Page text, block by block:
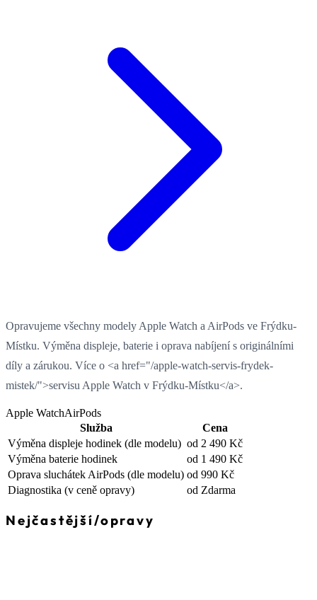
Opravujeme všechny modely Apple Watch a AirPods ve Frýdku-
Místku. Výměna displeje, baterie i oprava nabíjení s originálními
díly a zárukou. Více o <a href="/apple-watch-servis-frydek-
mistek/">servisu Apple Watch v Frýdku-Místku</a>.
Apple WatchAirPods
Služba
Cena
Výměna displeje hodinek (dle modelu) od 2 490 Kč
Výměna baterie hodinek
od 1 490 Kč
Oprava sluchátek AirPods (dle modelu) od 990 Kč
Diagnostika (v ceně opravy) od Zdarma
Nejčastější/opravy